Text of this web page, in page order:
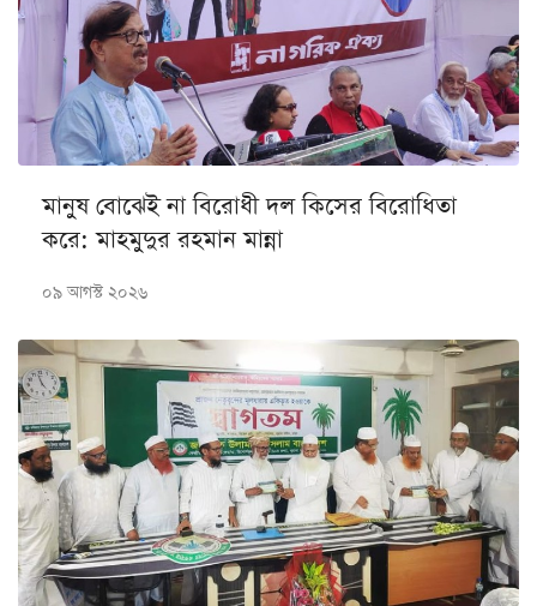
মানুষ বোঝেই না বিরোধী দল কিসের বিরোধিতা
করে: মাহমুদুর রহমান মান্না
০৯ আগস্ট ২০২৬